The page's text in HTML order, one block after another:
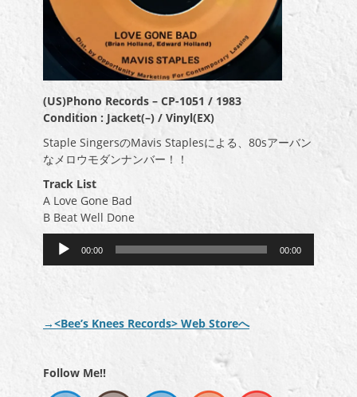
(US)Phono Records ‎– CP-1051 / 1983
Condition : Jacket(–) / Vinyl(EX)
Staple SingersのMavis Staplesによる、80sアーバン
なメロウモダンナンバー！！
Track List
A Love Gone Bad
B Beat Well Done
ヤ
00:00 00:00
→<Bee’s Knees Records> Web Storeへ
Follow Me!!